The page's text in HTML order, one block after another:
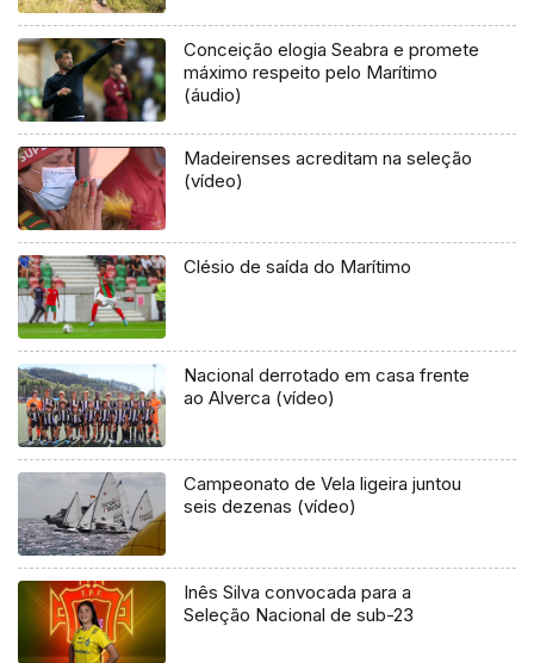
Conceição elogia Seabra e promete
máximo respeito pelo Marítimo
(áudio)
Madeirenses acreditam na seleção
(vídeo)
Clésio de saída do Marítimo
Nacional derrotado em casa frente
ao Alverca (vídeo)
Campeonato de Vela ligeira juntou
seis dezenas (vídeo)
Inês Silva convocada para a
Seleção Nacional de sub-23